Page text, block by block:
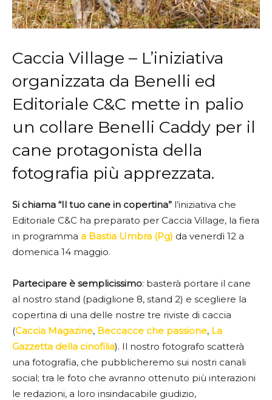
Caccia Village – L’iniziativa
organizzata da Benelli ed
Editoriale C&C mette in palio
un collare Benelli Caddy per il
cane protagonista della
fotografia più apprezzata.
Si chiama “Il tuo cane in copertina” l’iniziativa che
Editoriale C&C ha preparato per Caccia Village, la fiera
in programma a Bastia Umbra (Pg) da venerdì 12 a
domenica 14 maggio.
Partecipare è semplicissimo: basterà portare il cane
al nostro stand (padiglione 8, stand 2) e scegliere la
copertina di una delle nostre tre riviste di caccia
(Caccia Magazine, Beccacce che passione, La
Gazzetta della cinofilia). Il nostro fotografo scatterà
una fotografia, che pubblicheremo sui nostri canali
social; tra le foto che avranno ottenuto più interazioni
le redazioni, a loro insindacabile giudizio,